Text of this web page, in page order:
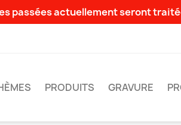
passées actuellement seront
PRODUITS GRAVURE